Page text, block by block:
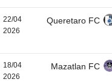
22/04
2026
Queretaro FC
18/04
2026
Mazatlan FC